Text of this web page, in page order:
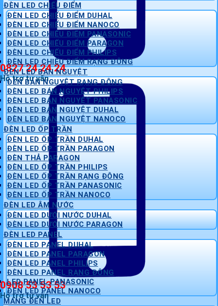
0827 24 24 24
Hỗ trợ tư vấn
0908 53 53 53
Hỗ trợ tư vấn
ĐÈN LED CHIẾU ĐIỂM
ĐÈN LED CHIẾU ĐIỂM DUHAL
ĐÈN LED CHIẾU ĐIỂM NANOCO
ĐÈN LED CHIẾU ĐIỂM PANASONIC
ĐÈN LED CHIẾU ĐIỂM PARAGON
ĐÈN LED CHIẾU ĐIỂM PHILIPS
ĐÈN LED CHIẾU ĐIỂM RẠNG ĐÔNG
ĐÈN LED BÁN NGUYỆT
ĐÈN BÁN NGUYỆT RẠNG ĐÔNG
ĐÈN LED BÁN NGUYỆT PHILIPS
ĐÈN LED BÁN NGUYỆT PANASONIC
ĐÈN LED BÁN NGUYỆT DUHAL
ĐÈN LED BÁN NGUYỆT NANOCO
ĐÈN LED ỐP TRẦN
ĐÈN LED ỐP TRẦN DUHAL
ĐÈN LED ỐP TRẦN PARAGON
ĐÈN THẢ PARAGON
ĐÈN LED ỐP TRẦN PHILIPS
ĐÈN LED ỐP TRẦN RẠNG ĐÔNG
ĐÈN LED ỐP TRẦN PANASONIC
ĐÈN LED ỐP TRẦN NANOCO
ĐÈN LED ÂM NƯỚC
ĐÈN LED DƯỚI NƯỚC DUHAL
ĐÈN LED DƯỚI NƯỚC PARAGON
ĐÈN LED PANEL
ĐÈN LED PANEL DUHAL
ĐÈN LED PANEL PARAGON
ĐÈN LED PANEL PHILIPS
ĐÈN LED PANEL RẠNG ĐÔNG
LED PANEL PANASONIC
ĐÈN LED PANEL NANOCO
MÁNG ĐÈN LED